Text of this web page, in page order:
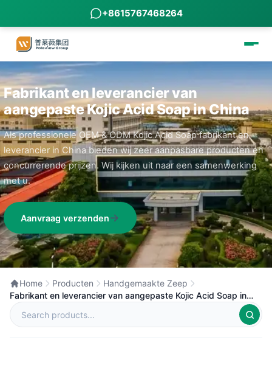
+8615767468264
Fabrikant en leverancier van
aangepaste Kojic Acid Soap in China
Als professionele OEM & ODM Kojic Acid Soap fabrikant en
leverancier in China bieden wij zeer aanpasbare producten en
concurrerende prijzen. Wij kijken uit naar een samenwerking
met u.
Aanvraag verzenden
Home Producten
Handgemaakte Zeep
Fabrikant en leverancier van aangepaste Kojic Acid Soap in
China